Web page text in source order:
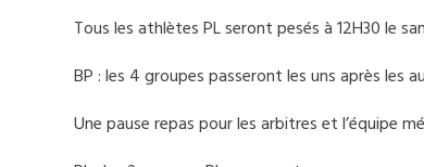
Tous les athlètes PL seront pesés à 12H30 le
BP : les 4 groupes passeront les uns après les
Une pause repas pour les arbitres et l’équipe